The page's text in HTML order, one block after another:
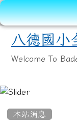
八德國小
Welcome To
本站消息